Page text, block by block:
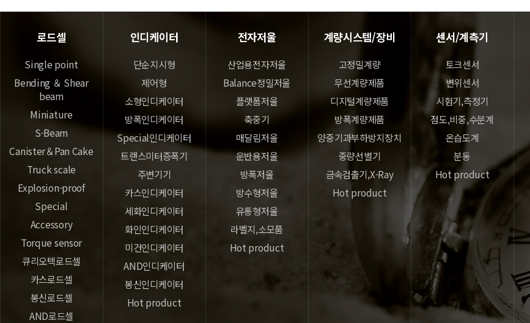
로드셀
Single point
Bending ＆ Shear
beam
Miniature
S-Beam
Canister＆Pan Cake
Truck scale
Explosion-proof
Special
Accessory
Torque sensor
큐리오텍로드셀
카스로드셀
봉신로드셀
AND로드셀
인디케이터
단순지시형
제어형
소형인디케이터
방폭인디케이터
Special인디케이터
트랜스미터증폭기
주변기기
카스인디케이터
세화인디케이터
화인인디케이터
미건인디케이터
AND인디케이터
봉신인디케이터
Hot product
전자저울
산업용전자저울
Balance정밀저울
플랫폼저울
축중기
매달림저울
운반용저울
방폭저울
방수형저울
유통형저울
라벨지,소모품
Hot product
계량시스템/장비
고정밀계량
무선계량제품
디지털계량제품
방폭계량제품
양중기과부하방지장치
중량선별기
금속검출기,X-Ray
Hot product
센서/계측기
토크센서
변위센서
시험기,측정기
점도,비중,수분계
온습도계
분동
Hot product